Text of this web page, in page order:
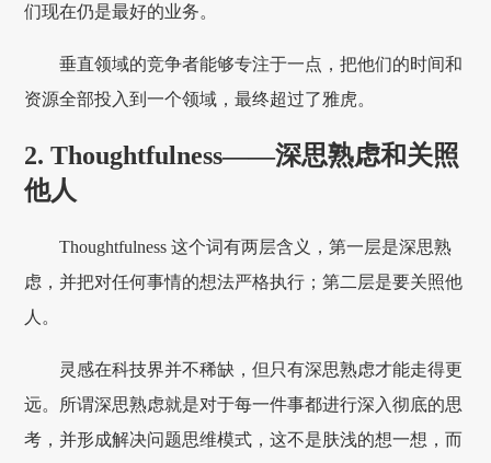
们现在仍是最好的业务。
垂直领域的竞争者能够专注于一点，把他们的时间和
资源全部投入到一个领域，最终超过了雅虎。
2. Thoughtfulness——深思熟虑和关照
他人
Thoughtfulness 这个词有两层含义，第一层是深思熟
虑，并把对任何事情的想法严格执行；第二层是要关照他
人。
灵感在科技界并不稀缺，但只有深思熟虑才能走得更
远。所谓深思熟虑就是对于每一件事都进行深入彻底的思
考，并形成解决问题思维模式，这不是肤浅的想一想，而